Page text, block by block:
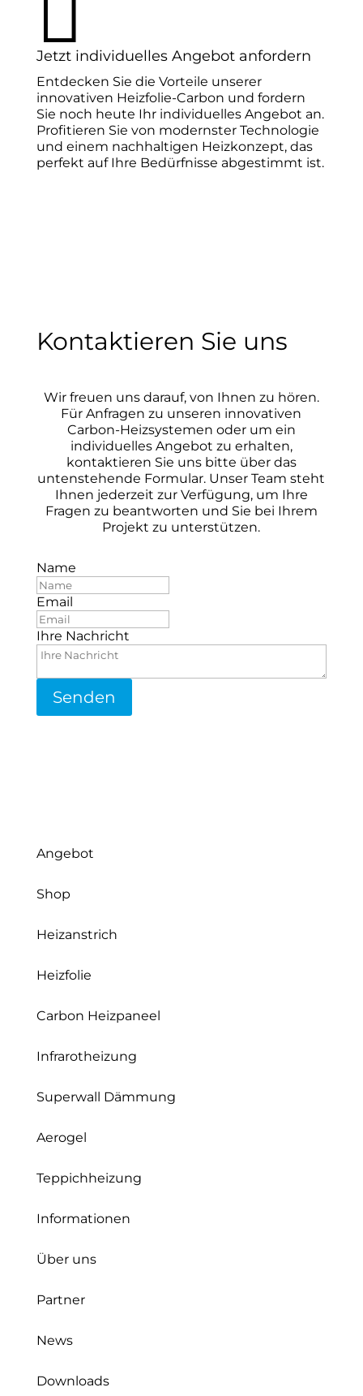
Jetzt individuelles Angebot anfordern
Entdecken Sie die Vorteile unserer
innovativen Heizfolie-Carbon und fordern
Sie noch heute Ihr individuelles Angebot an.
Profitieren Sie von modernster Technologie
und einem nachhaltigen Heizkonzept, das
perfekt auf Ihre Bedürfnisse abgestimmt ist.
Kontaktieren Sie uns
Wir freuen uns darauf, von Ihnen zu hören.
Für Anfragen zu unseren innovativen
Carbon-Heizsystemen oder um ein
individuelles Angebot zu erhalten,
kontaktieren Sie uns bitte über das
untenstehende Formular. Unser Team steht
Ihnen jederzeit zur Verfügung, um Ihre
Fragen zu beantworten und Sie bei Ihrem
Projekt zu unterstützen.
Name
Email
Ihre Nachricht
Senden
Angebot
Shop
Heizanstrich
Heizfolie
Carbon Heizpaneel
Infrarotheizung
Superwall Dämmung
Aerogel
Teppichheizung
Informationen
Über uns
Partner
News
Downloads